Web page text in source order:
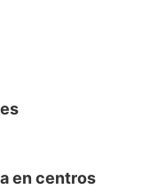
en centros